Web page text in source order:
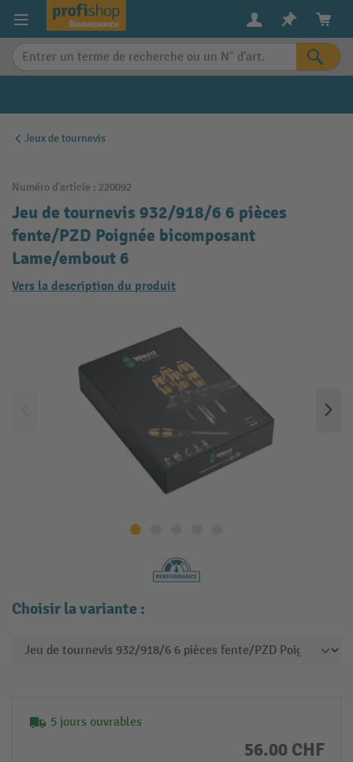
content
Jeux de tournevis
Numéro d'article : 220092
Jeu de tournevis 932/918/6 6 pièces
fente/PZD Poignée bicomposant
Lame/embout 6
Vers la description du produit
Choisir la variante :
5 jours ouvrables
56.00 CHF